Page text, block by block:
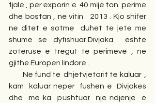
fjale , per exporin e  40 mije ton  perime
dhe bostan , ne vitin   2013 . Kjo shifer
ne ditet e sotme  duhet te jete me
shume se dyfishuar.Divjaka  eshte
zoteruse e tregut te perimeve , ne
gjithe Europen lindore .
kam  kaluar neper  fushen e  Divjakes
dhe  me ka  pushtuar  nje ndjenje  e